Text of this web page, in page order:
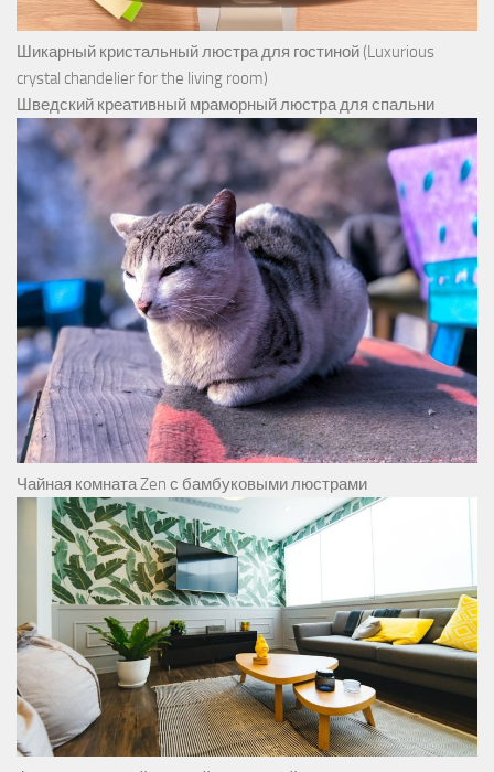
Шикарный кристальный люстра для гостиной (Luxurious
crystal chandelier for the living room)
Шведский креативный мраморный люстра для спальни
Чайная комната Zen с бамбуковыми люстрами